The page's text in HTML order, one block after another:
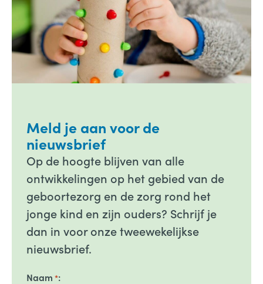
Meld je aan voor de
nieuwsbrief
Op de hoogte blijven van alle
ontwikkelingen op het gebied van de
geboortezorg en de zorg rond het
jonge kind en zijn ouders? Schrijf je
dan in voor onze tweewekelijkse
nieuwsbrief.
Naam *